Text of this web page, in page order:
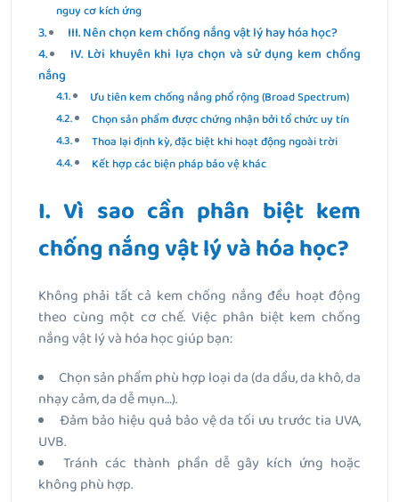
nguy cơ kích ứng
III. Nên chọn kem chống nắng vật lý hay hóa học?
IV. Lời khuyên khi lựa chọn và sử dụng kem chống
nắng
Ưu tiên kem chống nắng phổ rộng (Broad Spectrum)
Chọn sản phẩm được chứng nhận bởi tổ chức uy tín
Thoa lại định kỳ, đặc biệt khi hoạt động ngoài trời
Kết hợp các biện pháp bảo vệ khác
I. Vì sao cần phân biệt kem
chống nắng vật lý và hóa học?
Không phải tất cả kem chống nắng đều hoạt động
theo cùng một cơ chế. Việc phân biệt kem chống
nắng vật lý và hóa học giúp bạn:
Chọn sản phẩm phù hợp loại da (da dầu, da khô, da
nhạy cảm, da dễ mụn…).
Đảm bảo hiệu quả bảo vệ da tối ưu trước tia UVA,
UVB.
Tránh các thành phần dễ gây kích ứng hoặc
không phù hợp.